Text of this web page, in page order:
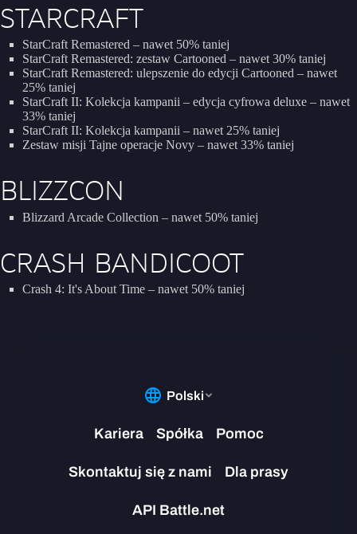
STARCRAFT
StarCraft Remastered – nawet 50% taniej
StarCraft Remastered: zestaw Cartooned – nawet 30% taniej
StarCraft Remastered: ulepszenie do edycji Cartooned – nawet
25% taniej
StarCraft II: Kolekcja kampanii – edycja cyfrowa deluxe – nawet
33% taniej
StarCraft II: Kolekcja kampanii – nawet 25% taniej
Zestaw misji Tajne operacje Novy – nawet 33% taniej
BLIZZCON
Blizzard Arcade Collection – nawet 50% taniej
CRASH BANDICOOT
Crash 4: It's About Time – nawet 50% taniej